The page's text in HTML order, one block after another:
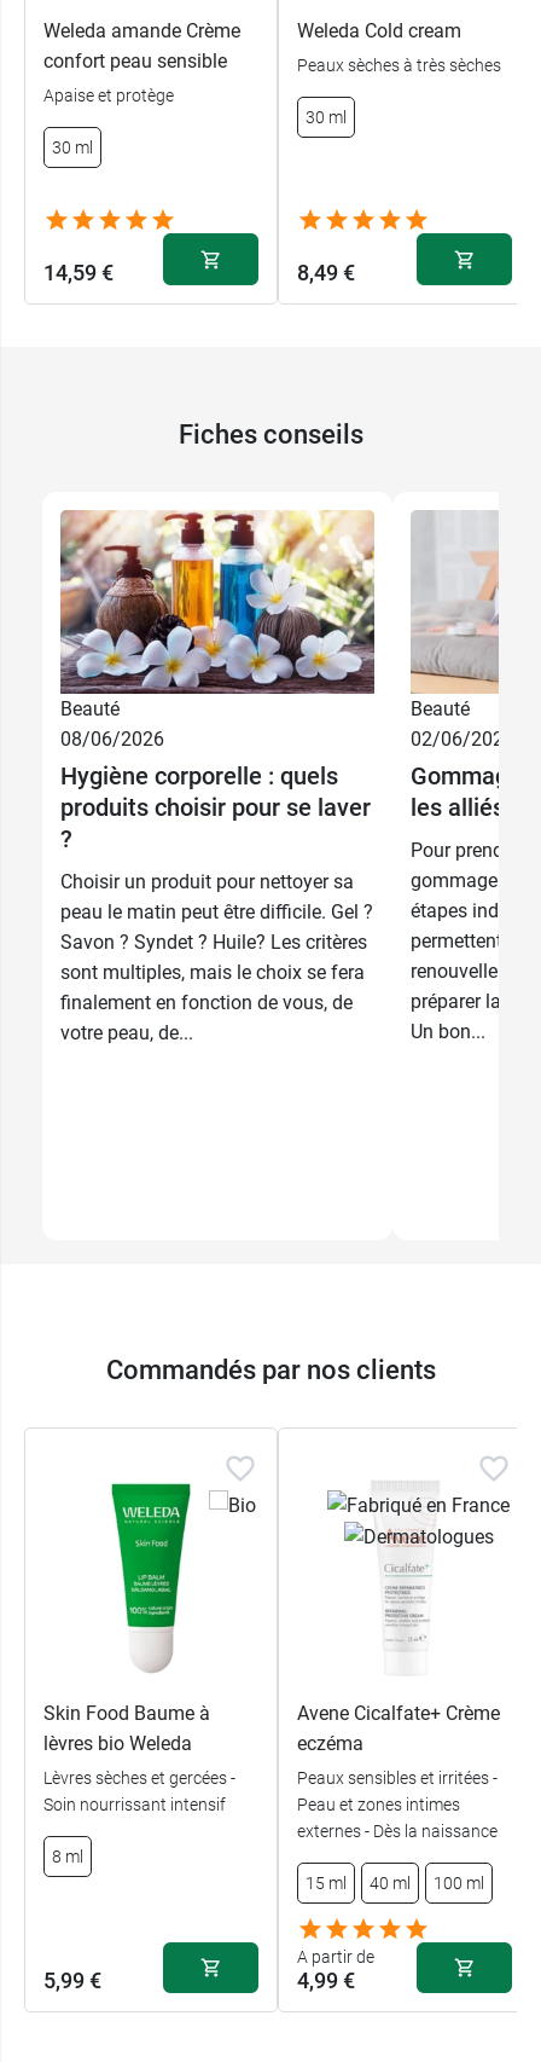
Weleda amande Crème
confort peau sensible
Apaise et protège
30 ml
14,59 €
Weleda Cold cream
Peaux sèches à très sèches
30 ml
8,49 €
Fiches conseils
Beauté
08/06/2026
Hygiène corporelle : quels
produits choisir pour se laver
?
Choisir un produit pour nettoyer sa
peau le matin peut être difficile. Gel ?
Savon ? Syndet ? Huile? Les critères
sont multiples, mais le choix se fera
finalement en fonction de vous, de
votre peau, de...
Beauté
02/06/2026
Gommage
les alliés
Pour prendre
gommage et
étapes
permettent
préparer la
Un bon...
Commandés par nos clients
Skin Food Baume à
lèvres bio Weleda
Lèvres sèches et gercées -
Soin nourrissant intensif
8 ml
5,99 €
Avene Cicalfate+ Crème
eczéma
Peaux sensibles et irritées -
Peau et zones intimes
externes - Dès la naissance
15 ml 40 ml 100 ml
A partir de
4,99 €